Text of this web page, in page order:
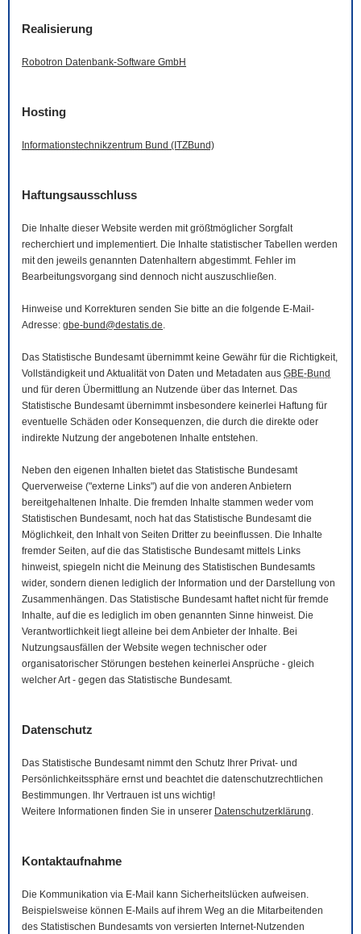
Realisierung
Robotron Datenbank-Software GmbH
Hosting
Informationstechnikzentrum Bund (ITZBund)
Haftungsausschluss
Die Inhalte dieser Website werden mit größtmöglicher Sorgfalt
recherchiert und implementiert. Die Inhalte statistischer Tabellen werden
mit den jeweils genannten Datenhaltern abgestimmt. Fehler im
Bearbeitungsvorgang sind dennoch nicht auszuschließen.
Hinweise und Korrekturen senden Sie bitte an die folgende E-Mail -
Adresse: gbe-bund@destatis.de.
Das Statistische Bundesamt übernimmt keine Gewähr für die Richtigkeit,
Vollständigkeit und Aktualität von Daten und Metadaten aus GBE-Bund
und für deren Übermittlung an Nutzende über das Internet. Das
Statistische Bundesamt übernimmt insbesondere keinerlei Haftung für
eventuelle Schäden oder Konsequenzen, die durch die direkte oder
indirekte Nutzung der angebotenen Inhalte entstehen.
Neben den eigenen Inhalten bietet das Statistische Bundesamt
Querverweise ("externe Links") auf die von anderen Anbietern
bereitgehaltenen Inhalte. Die fremden Inhalte stammen weder vom
Statistischen Bundesamt, noch hat das Statistische Bundesamt die
Möglichkeit, den Inhalt von Seiten Dritter zu beeinflussen. Die Inhalte
fremder Seiten, auf die das Statistische Bundesamt mittels Links
hinweist, spiegeln nicht die Meinung des Statistischen Bundesamts
wider, sondern dienen lediglich der Information und der Darstellung von
Zusammenhängen. Das Statistische Bundesamt haftet nicht für fremde
Inhalte, auf die es lediglich im oben genannten Sinne hinweist. Die
Verantwortlichkeit liegt alleine bei dem Anbieter der Inhalte. Bei
Nutzungsausfällen der Website wegen technischer oder
organisatorischer Störungen bestehen keinerlei Ansprüche - gleich
welcher Art - gegen das Statistische Bundesamt.
Datenschutz
Das Statistische Bundesamt nimmt den Schutz Ihrer Privat- und
Persönlichkeitssphäre ernst und beachtet die datenschutzrechtlichen
Bestimmungen. Ihr Vertrauen ist uns wichtig!
Weitere Informationen finden Sie in unserer Datenschutzerklärung.
Kontaktaufnahme
Die Kommunikation via E-Mail
kann Sicherheitslücken aufweisen.
Beispielsweise können E-Mails auf ihrem Weg an die Mitarbeitenden
des Statistischen Bundesamts von versierten Internet-Nutzenden